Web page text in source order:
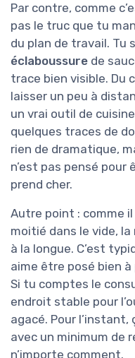
Par contre, comme
pas le truc que tu
du plan de travail. Tu
éclaboussure de
trace bien visible. Du
laisser un peu à
un vrai outil de
quelques traces de
rien de dramatique,
n’est pas pensé pour
prend cher.
Autre point : comme
moitié dans le vide,
à la longue. C’est
aime être posé bien
Si tu comptes le
endroit stable pour
agacé. Pour
avec un minimum de
n’importe comment.